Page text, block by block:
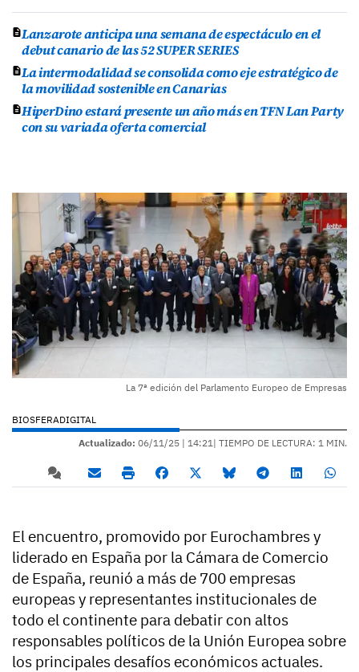
Lanzarote anticipa una semana de espectáculo en el
debut canario de las 52 SUPER SERIES
La intermodalidad se consolida como eje estratégico de
la movilidad sostenible en Canarias
HiperDino estará presente un año más en TFN Lan Party
con su variada oferta comercial
La 7ª edición del Parlamento Europeo de Empresas
BIOSFERADIGITAL
Actualizado: 06/11/25 | 14:21 | TIEMPO DE LECTURA: 1 MIN.
El encuentro, promovido por Eurochambres y
liderado en España por la Cámara de Comercio
de España, reunió a más de 700 empresas
europeas y representantes institucionales de
todo el continente para debatir con altos
responsables políticos de la Unión Europea sobre
los principales desafíos económicos actuales.